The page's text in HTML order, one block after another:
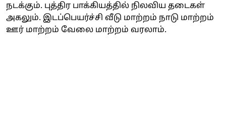
நடக்கும். புத்திர பாக்கியத்தில் நிலவிய தடைகள்
அகலும். இடப்பெயர்ச்சி வீடு மாற்றம் நாடு மாற்றம்
ஊர் மாற்றம் வேலை மாற்றம் வரலாம்.